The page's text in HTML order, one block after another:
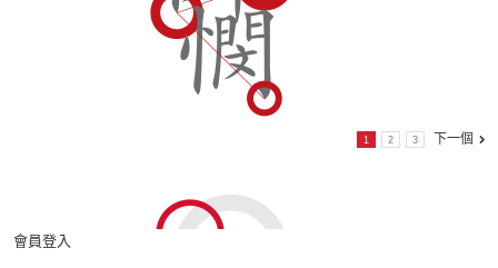
1 2 3 下一個
會員登入